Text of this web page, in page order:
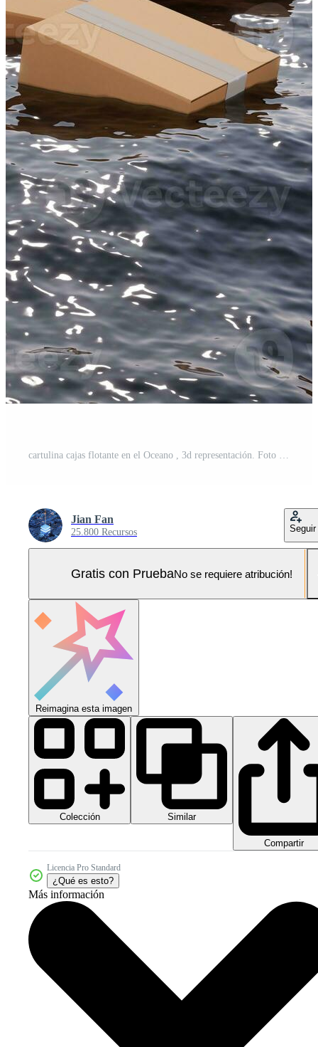
cartulina cajas flotante en el Oceano , 3d representación. Foto Pro
Jian Fan
25.800 Recursos Seguir
Gratis con PruebaNo se requiere atribución!
Reimagina esta imagen
Colección Similar
Compartir
Licencia Pro Standard
¿Qué es esto?
Más información